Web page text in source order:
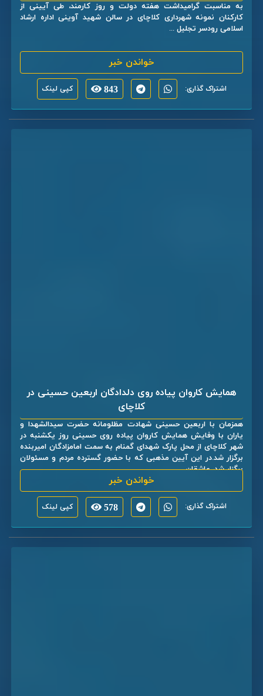
به مناسبت گرامیداشت هفته دولت و روز کارمند، طی آیینی از
کارکنان نمونه شهرداری کلاچای در سالن شهید آوینی اداره ارشاد
اسلامی رودسر تجلیل ...
خواندن خبر
اشتراک گذاری: 843 کپی لینک
همایش کاروان پیاده روی دلدادگان اربعین حسینی در
کلاچای
همزمان با اربعین حسینی شهادت مظلومانه حضرت سیدالشهدا و
یاران با وفایش همایش کاروان پیاده روی حسینی روز یکشنبه در
شهر کلاچای از محل پارک شهدای گمنام به سمت امامزادگان امیربنده
برگزار شد.در این آیین مذهبی که با حضور گسترده مردم و مسئولان
برگزار شد، عاشقان ...
خواندن خبر
اشتراک گذاری: 578 کپی لینک